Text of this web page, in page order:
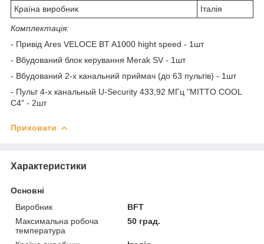
Країна виробник Італія
Комплектація:
- Привід Ares VELOCE BT A1000 hight speed - 1шт
- Вбудований блок керування Merak SV - 1шт
- Вбудований 2-х канальний приймач (до 63 пультів) - 1шт
- Пульт 4-х канальный U-Security 433,92 МГц "MITTO COOL
C4" - 2шт
Приховати
Характеристики
Основні
Виробник
BFT
Максимальна робоча
температура
50 град.